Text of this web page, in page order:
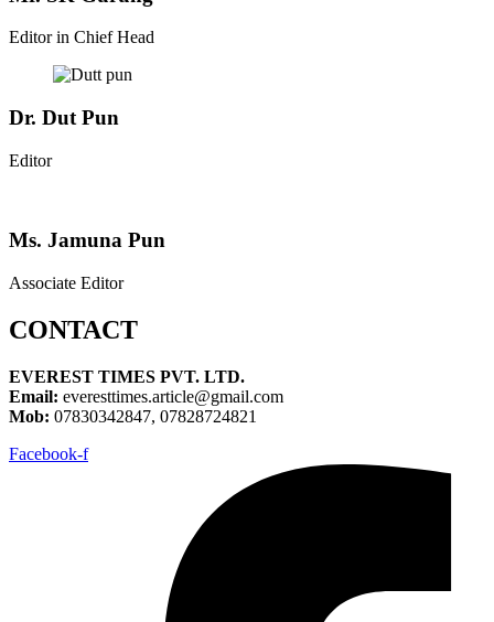
Editor in Chief Head
Dr. Dut Pun
Editor
Ms. Jamuna Pun
Associate Editor
CONTACT
EVEREST TIMES PVT. LTD.
Email: everesttimes.article@gmail.com
Mob: 07830342847, 07828724821
Facebook-f